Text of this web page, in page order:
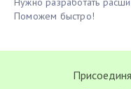
Поможем быстро!